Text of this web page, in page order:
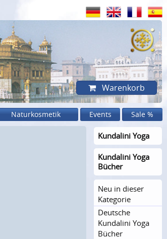
Warenkorb
Naturkosmetik Events Sale %
Kundalini Yoga
Kundalini Yoga
Bücher
Neu in dieser
Kategorie
Deutsche
Kundalini Yoga
Bücher